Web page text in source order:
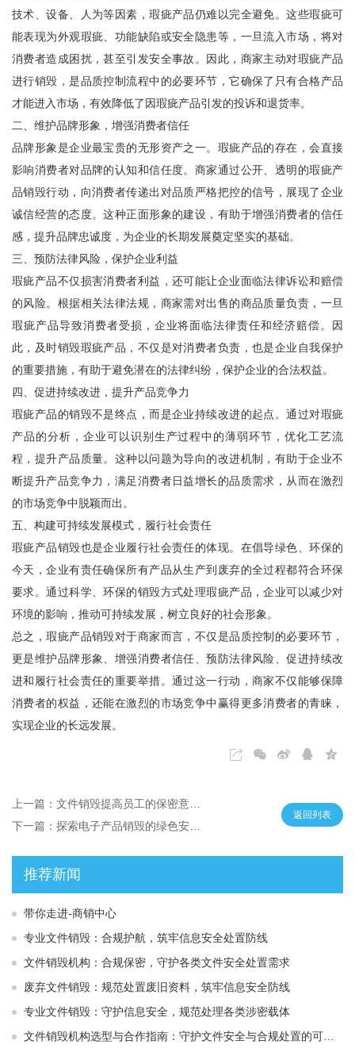
技术、设备、人为等因素，瑕疵产品仍难以完全避免。这些瑕疵可
能表现为外观瑕疵、功能缺陷或安全隐患等，一旦流入市场，将对
消费者造成困扰，甚至引发安全事故。因此，商家主动对瑕疵产品
进行销毁，是品质控制流程中的必要环节，它确保了只有合格产品
才能进入市场，有效降低了因瑕疵产品引发的投诉和退货率。
二、维护品牌形象，增强消费者信任
品牌形象是企业最宝贵的无形资产之一。瑕疵产品的存在，会直接
影响消费者对品牌的认知和信任度。商家通过公开、透明的瑕疵产
品销毁行动，向消费者传递出对品质严格把控的信号，展现了企业
诚信经营的态度。这种正面形象的建设，有助于增强消费者的信任
感，提升品牌忠诚度，为企业的长期发展奠定坚实的基础。
三、预防法律风险，保护企业利益
瑕疵产品不仅损害消费者利益，还可能让企业面临法律诉讼和赔偿
的风险。根据相关法律法规，商家需对出售的商品质量负责，一旦
瑕疵产品导致消费者受损，企业将面临法律责任和经济赔偿。因
此，及时销毁瑕疵产品，不仅是对消费者负责，也是企业自我保护
的重要措施，有助于避免潜在的法律纠纷，保护企业的合法权益。
四、促进持续改进，提升产品竞争力
瑕疵产品的销毁不是终点，而是企业持续改进的起点。通过对瑕疵
产品的分析，企业可以识别生产过程中的薄弱环节，优化工艺流
程，提升产品质量。这种以问题为导向的改进机制，有助于企业不
断提升产品竞争力，满足消费者日益增长的品质需求，从而在激烈
的市场竞争中脱颖而出。
五、构建可持续发展模式，履行社会责任
瑕疵产品销毁也是企业履行社会责任的体现。在倡导绿色、环保的
今天，企业有责任确保所有产品从生产到废弃的全过程都符合环保
要求。通过科学、环保的销毁方式处理瑕疵产品，企业可以减少对
环境的影响，推动可持续发展，树立良好的社会形象。
总之，瑕疵产品销毁对于商家而言，不仅是品质控制的必要环节，
更是维护品牌形象、增强消费者信任、预防法律风险、促进持续改
进和履行社会责任的重要举措。通过这一行动，商家不仅能够保障
消费者的权益，还能在激烈的市场竞争中赢得更多消费者的青睐，
实现企业的长远发展。
返回列表
推荐新闻
带你走进-商销中心
专业文件销毁：合规护航，筑牢信息安全处置防线
文件销毁机构：合规保密，守护各类文件安全处置需求
废弃文件销毁：规范处置废旧资料，筑牢信息安全防线
专业文件销毁：守护信息安全，规范处理各类涉密载体
文件销毁机构选型与合作指南：守护文件安全与合规处置的可靠选择